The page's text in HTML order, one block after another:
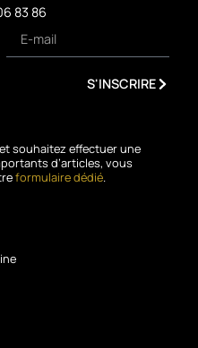
aus tiefen,
Blautönen mit
Akzenten in Rot,
Lebendigkeit und
Dynamik und
während
Farbschichten die
Abstraktion und
angesiedelt, steht
Meer
83 86
S'INSCRIRE
souhaitez effectuer une
d’articles, vous
formulaire dédié.